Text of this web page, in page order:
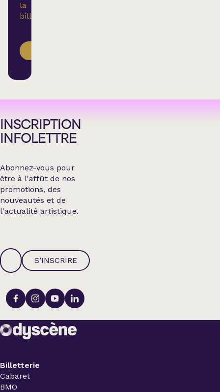
la
billetterie.
INSCRIPTION
INFOLETTRE
Abonnez-vous pour
être à l'affût de nos
promotions, des
nouveautés et de
l'actualité artistique.
S’INSCRIRE
Billetterie
Cabaret
BMO